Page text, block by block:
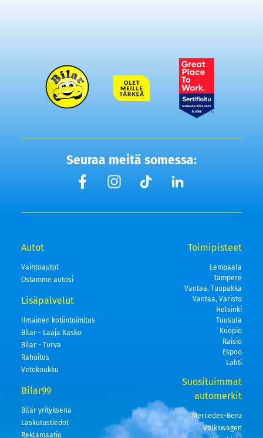
Seuraa meitä somessa:
Autot
Vaihtoautot
Ostamme autosi
Lisäpalvelut
Ilmainen kotiintoimitus
Bilar - Laaja Kasko
Bilar - Turva
Rahoitus
Vetokoukku
Bilar99
Bilar yrityksenä
Laskutustiedot
Reklamaatio
Toimipisteet
Lempäälä
Tampere
Vantaa, Tuupakka
Vantaa, Varisto
Helsinki
Tuusula
Kuopio
Raisio
Espoo
Lahti
Suosituimmat
automerkit
Mercedes-Benz
Volkswagen